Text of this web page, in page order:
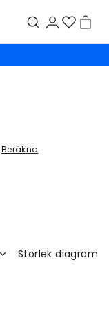
Beräkna
Storlek diagram